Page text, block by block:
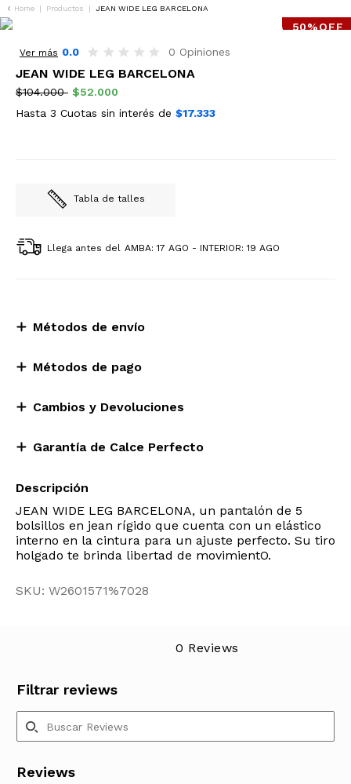
Home | Productos | JEAN WIDE LEG BARCELONA
50%OFF
Ver más 0.0 0 Opiniones
JEAN WIDE LEG BARCELONA
$104.000 $52.000
Hasta 3 Cuotas sin interés de $17.333
Tabla de talles
Llega antes del AMBA: 17 AGO - INTERIOR: 19 AGO
Métodos de envío
Métodos de pago
Cambios y Devoluciones
Garantía de Calce Perfecto
Descripción
JEAN WIDE LEG BARCELONA, un pantalón de 5
bolsillos en jean rígido que cuenta con un elástico
interno en la cintura para un ajuste perfecto. Su tiro
holgado te brinda libertad de movimientO.
SKU: W2601571%7028
Filtrar reviews
0 Reviews
Reviews